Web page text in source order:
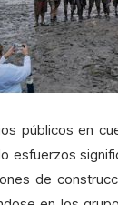
públicos en
esfuerzos
de